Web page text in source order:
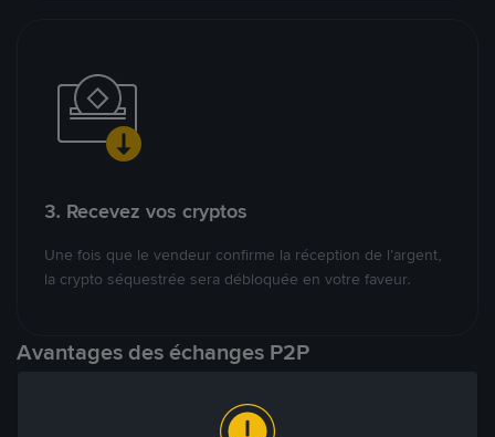
3. Recevez vos cryptos
Une fois que le vendeur confirme la réception de l’argent,
la crypto séquestrée sera débloquée en votre faveur.
Avantages des échanges P2P